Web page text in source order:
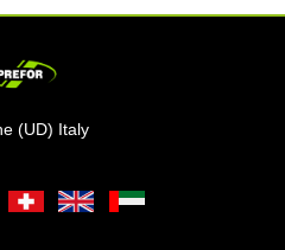
(UD) Italy